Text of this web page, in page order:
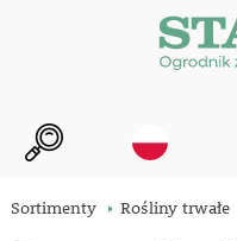
Sortimenty Rośliny trwałe